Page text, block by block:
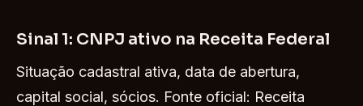
Sinal 1: CNPJ ativo na Receita Federal
Situação cadastral ativa, data de abertura,
capital social, sócios. Fonte oficial: Receita